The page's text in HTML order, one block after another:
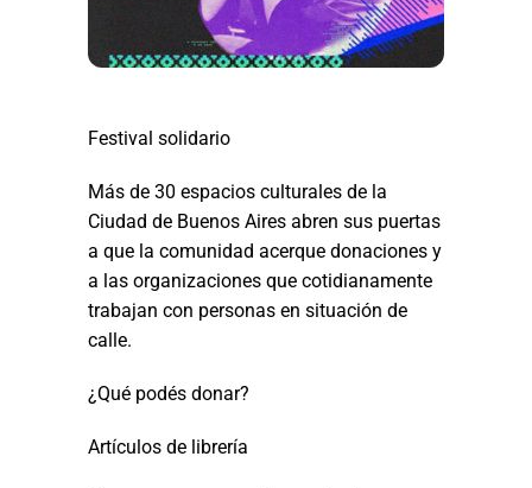
Festival solidario
Más de 30 espacios culturales de la
Ciudad de Buenos Aires abren sus puertas
a que la comunidad acerque donaciones y
a las organizaciones que cotidianamente
trabajan con personas en situación de
calle.
¿Qué podés donar?
Artículos de librería